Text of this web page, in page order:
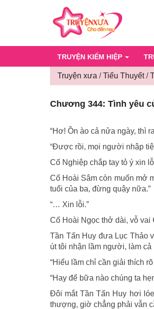
TRUYỆN KIẾM HIỆP
Truyện xưa /Tiểu Thuyết/
Chương 344: Tình yêu
“Hơ! Ồn ào cả nửa ngày, thì
“Được rồi, mọi người nhập
Cố Nghiệp chắp tay tỏ ý xin
Cố Hoài Sâm còn muốn mở
tuổi của ba, đừng quậy nữa.”
“… Xin lỗi.”
Cố Hoài Ngọc thở dài, vỗ vai
Tần Tấn Huy đưa Lục Thảo
út tôi nhận lầm người, làm cả
“Hiểu lầm chỉ cần giải thích
“Hay để bữa nào chúng ta
Đôi mắt Tần Tấn Huy hơi
thượng, giờ chẳng phải vẫn